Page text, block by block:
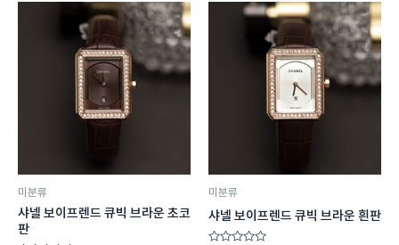
미분류
샤넬 보이프렌드 큐빅 브라운 초코
판
미분류
샤넬 보이프렌드 큐빅 브라운 흰판